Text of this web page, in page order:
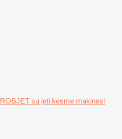
ROBJET su jeti kesme makinesi